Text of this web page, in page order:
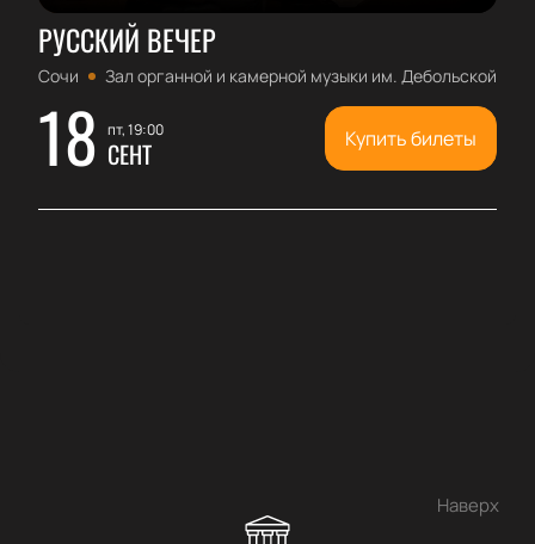
РУССКИЙ ВЕЧЕР
Сочи Зал органной и камерной музыки им. Дебольской
18 пт, 19:00
СЕНТ Купить билеты
Наверх